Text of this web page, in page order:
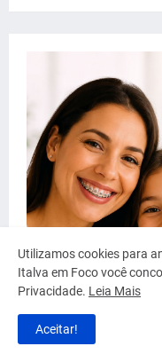
Utilizamos cookies para
Italva em Foco você
Privacidade. Leia Mais
Aceitar!